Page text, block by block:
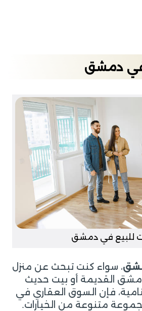
في دمشق
للبيع في دمشق
، سواء كنت تبحث عن منزل
القديمة أو بيت حديث
فإن السوق العقاري في
متنوعة من الخيارات.